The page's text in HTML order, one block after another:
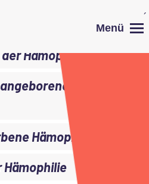
Menü
´
Hämophilie A
Hämophilie
Hämophilie